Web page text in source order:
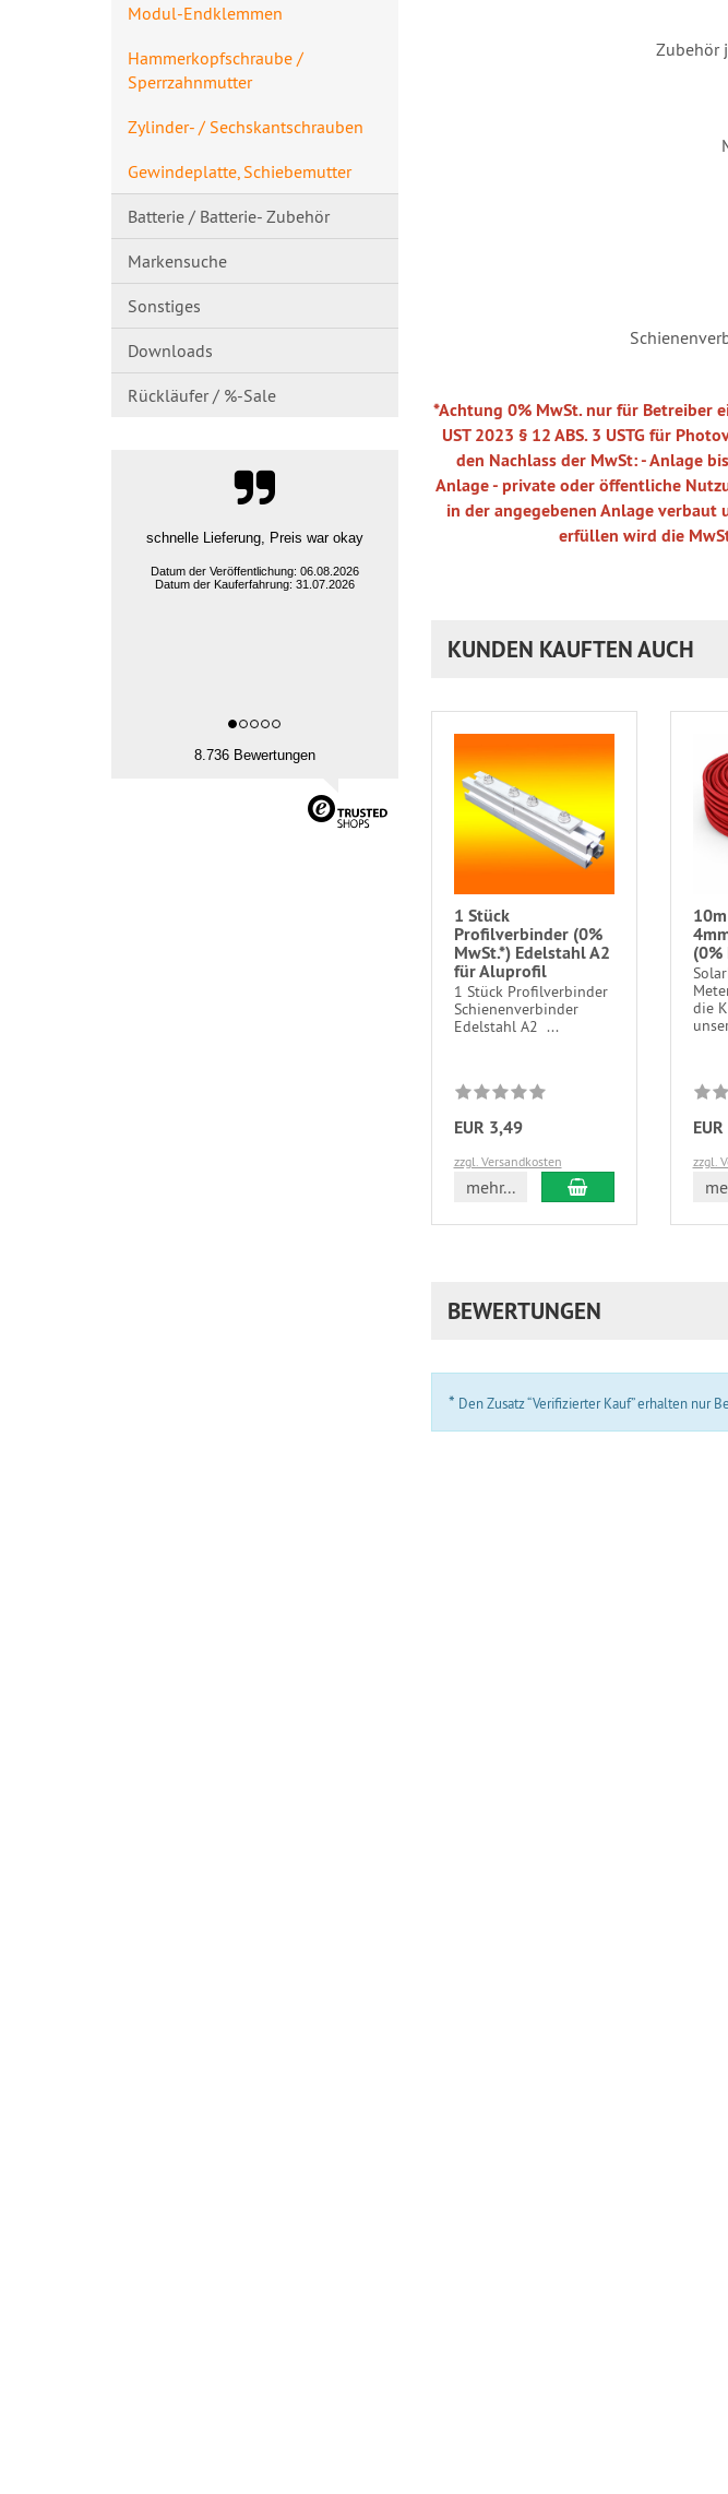
Zubehör
*Achtung 0% MwSt. nur für Betreiber
UST 2023 § 12 ABS. 3 USTG für
den Nachlass der MwSt:- Anlage
Anlage- private oder öffentliche
in der angegebenen Anlage verbaut
erfüllen wird die
KUNDEN KAUFTEN AUCH
1 Stück
Profilverbinder (0%
MwSt.*) Edelstahl A2
für Aluprofil
1 Stück Profilverbinder
Schienenverbinder
Edelstahl A2 ...
EUR 3,49
zzgl. Versandkosten
mehr... In den Warenkorb
(0%
die
zzgl.
BEWERTUNGEN
* Den Zusatz “Verifizierter Kauf” erhalten nur
Modul-Endklemmen
Hammerkopfschraube /
Sperrzahnmutte​r
Zylinder- / Sechskantschrau​ben
Gewindeplatte, Schiebemutter
Batterie / Batterie- Zubehör
Markensuche
Sonstiges
Downloads
Rückläufer / %-Sale
Alles sehr Gut; Bestellung, Preis,
Datum der Veröffentlichung: 06.08.2026
8.736 Bewertungen